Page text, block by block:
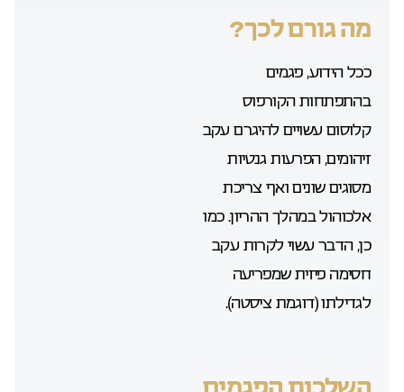
מה גורם לכך?
ככל הידוע, פגמים
בהתפתחות הקורפוס
קלוסום עשויים להיגרם עקב
זיהומים, הפרעות גנטיות
מסוגים שונים ואף צריכת
אלכוהול במהלך ההריון. כמו
כן, הדבר עשוי לקרות עקב
חסימה פיזית שמפריעה
לגדילתו (דוגמת ציסטה).